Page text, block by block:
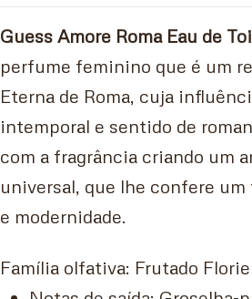
Guess Amore Roma Eau de
perfume feminino que é um
Eterna de Roma, cuja
intemporal e sentido de
com a fragrância criando um
universal, que lhe confere
e modernidade.
Família olfativa: Frutado